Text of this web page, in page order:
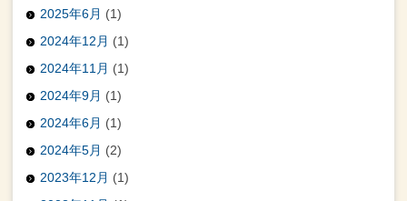
2025年6月 (1)
2024年12月 (1)
2024年11月 (1)
2024年9月 (1)
2024年6月 (1)
2024年5月 (2)
2023年12月 (1)